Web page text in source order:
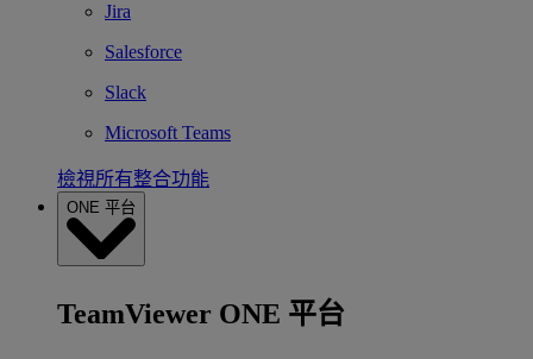
Jira
Salesforce
Slack
Microsoft Teams
檢視所有整合功能
ONE 平台
TeamViewer ONE 平台